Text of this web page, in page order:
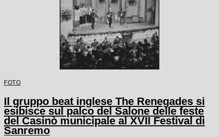
FOTO
Il gruppo beat inglese The Renegades si
esibisce sul palco del Salone delle feste
del Casinò municipale al XVII Festival di
Sanremo